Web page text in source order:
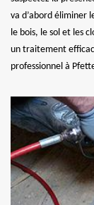
va d’abord éliminer
le bois, le sol et les
un traitement
professionnel à